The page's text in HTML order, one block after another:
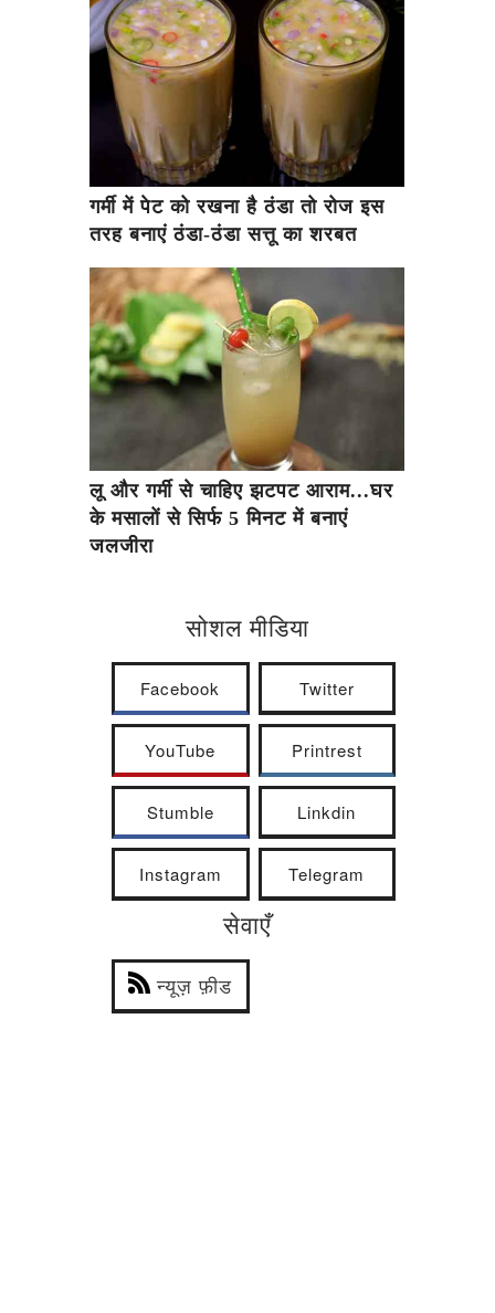
गर्मी में पेट को रखना है ठंडा तो रोज इस
तरह बनाएं ठंडा-ठंडा सत्तू का शरबत
लू और गर्मी से चाहिए झटपट आराम...घर
के मसालों से सिर्फ 5 मिनट में बनाएं
जलजीरा
सोशल मीडिया
Facebook Twitter
YouTube Printrest
Stumble Linkdin
Instagram Telegram
सेवाएँ
न्यूज़ फ़ीड